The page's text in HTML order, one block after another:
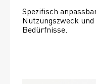
Spezifisch
Nutzungszweck
Bedürfnisse.